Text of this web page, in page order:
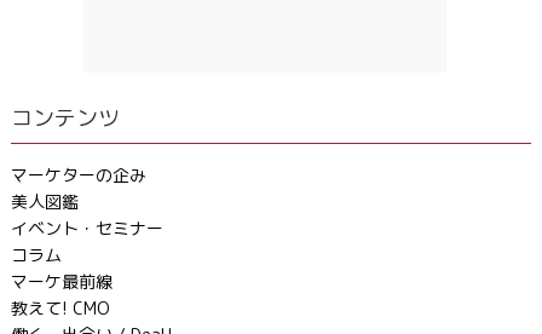
コンテンツ
マーケターの企み
美人図鑑
イベント・セミナー
コラム
マーケ最前線
教えて! CMO